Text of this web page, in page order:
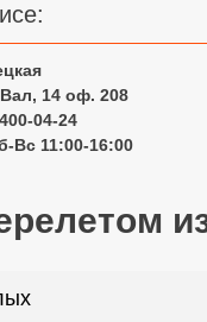
14 оф. 208
04-24
Вс 11:00-16:00